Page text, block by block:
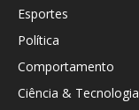
Esportes
Política
Comportamento
Ciência & Tecnologia